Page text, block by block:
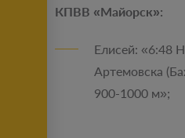
КПВВ «Майорск»:
Елисей: «6:48
Артемовска
900-1000 м»;